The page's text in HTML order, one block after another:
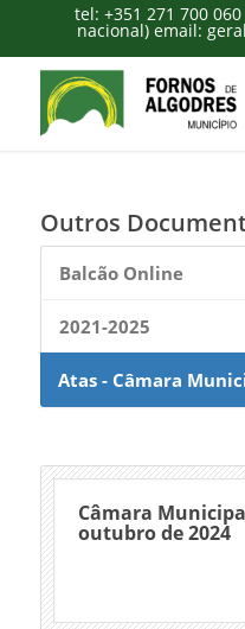
tel: +351 271 700
nacional) email:
Outros
Balcão Online
2021-2025
Atas - Câmara
Câmara
outubro de 2024